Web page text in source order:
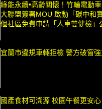
綠能永續•高齡關懷！竹輪電動
大聯盟簽署MOU 啟動「碳中和
個社區免費申請「人車雙健檢」
宜蘭市違規車輛拒檢 警方破窗
國產食材可溯源 校園午餐更安心